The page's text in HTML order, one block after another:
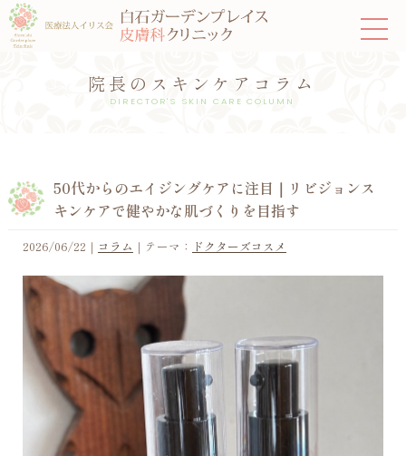
院長のスキンケアコラム
DIRECTOR'S SKIN CARE COLUMN
50代からのエイジングケアに注目｜リビジョンス
キンケアで健やかな肌づくりを目指す
2026/06/22 ｜ コラム ｜テーマ： ドクターズコスメ